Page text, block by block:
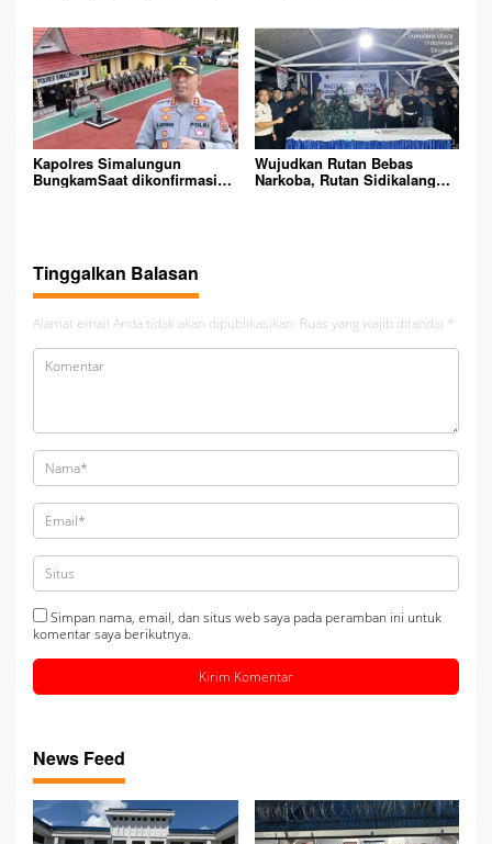
Ketua AMPK : Segera Periksa
Dan Tangkap!
Lingkungan Lapas
Padangsidimpuan
Kapolres Simalungun
BungkamSaat dikonfirmasi
Wujudkan Rutan Bebas
Narkoba, Rutan Sidikalang
Tinggalkan Balasan
Alamat email Anda tidak akan dipublikasikan. Ruas yang wajib ditandai *
Simpan nama, email, dan situs web saya pada peramban ini untuk
komentar saya berikutnya.
News Feed